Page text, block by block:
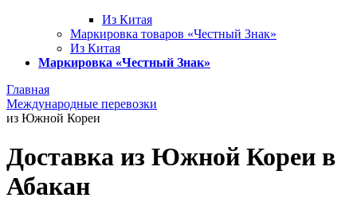
Из Китая
Маркировка товаров «Честный Знак»
Из Китая
Маркировка «Честный Знак»
Главная
Международные перевозки
из Южной Кореи
Доставка из Южной Кореи в
Абакан